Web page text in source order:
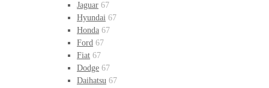
Jaguar 67
Hyundai 67
Honda 67
Ford 67
Fiat 67
Dodge 67
Daihatsu 67